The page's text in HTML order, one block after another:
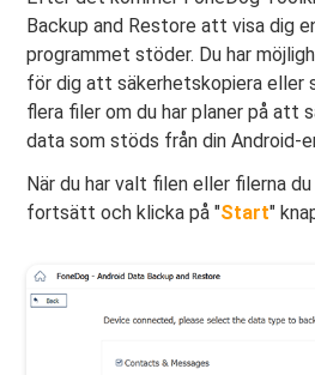
Backup and Restore att visa dig
programmet stöder. Du har
för dig att säkerhetskopiera eller
flera filer om du har planer på att
data som stöds från din Android-
När du har valt filen eller filerna
fortsätt och klicka på "Start"